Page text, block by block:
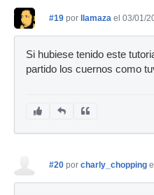
#19 por llamaza el 03/01/
Si hubiese tenido este
partido los cuernos como
#20 por charly_chopping